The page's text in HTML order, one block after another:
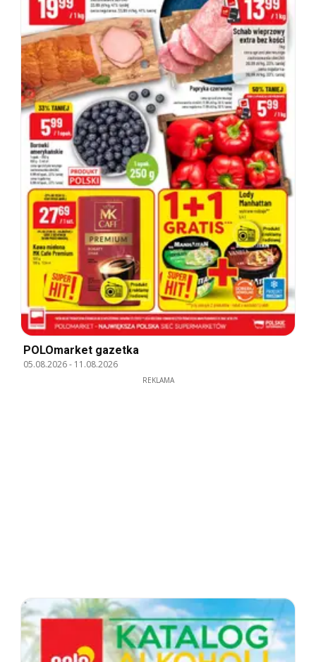
POLOmarket gazetka
05.08.2026- 11.08.2026
REKLAMA